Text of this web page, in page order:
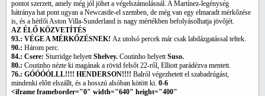
pontot szerzett, amely még jól jöhet a végelszámolásnál. A Martínez-legénység
hátránya hat pont ugyan a Newcastle-el szemben, de még van egy elmaradt mérkőzése
is, és a hétfői Aston Villa-Sunderland is nagy mértékben befolyásolhatja jövőjét.
AZ ÉLŐ KÖZVETÍTÉS
93.: VÉGE A MÉRKŐZÉSNEK! Az utolsó percek már csak labdázgatással teltek.
90.: Három perc.
84.: Csere: Sturridge helyettShelvey. Coutinho helyettSuso.
80.: Coutinho nézte ki magának a rövid felsőt 22-ről, Elliott parádézva mentett.
76.: GÓÓÓÓLLL!!!! HENDERSON!!!! Balról végezhetett el szabadrúgást,
mindenki előtt elszállt, és a hosszú alsóban kötött ki. 0-6
<iframe frameborder="0" width="640" height="400"